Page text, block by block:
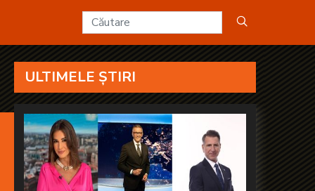
ULTIMELE ȘTIRI